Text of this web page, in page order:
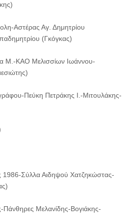
Αστέρας Αγ. Δημητρίου
(Γκόγκας)
Μ.-ΚΑΟ Μελισσίων Ιωάννου-
Πεύκη Πετράκης Ι.-Μιτουλάκης-
Σύλλα Αιδηψού Χατζηκώστας-
Μελανίδης-Βογιάκης-